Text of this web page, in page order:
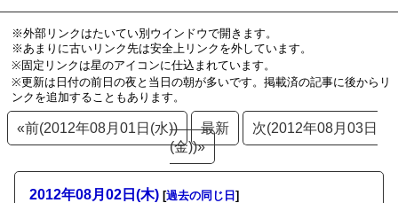
※外部リンクはたいてい別ウインドウで開きます。
※あまりに古いリンク先は安全上リンクを外しています。
※固定リンクは星のアイコンに仕込まれています。
※更新は日付の前日の夜と当日の朝が多いです。掲載済の記事に後からリ
ンクを追加することもあります。
«前(2012年08月01日(水)) 最新
次(2012年08月03日
(金))»
2012年08月02日(木) [過去の同じ日 ]